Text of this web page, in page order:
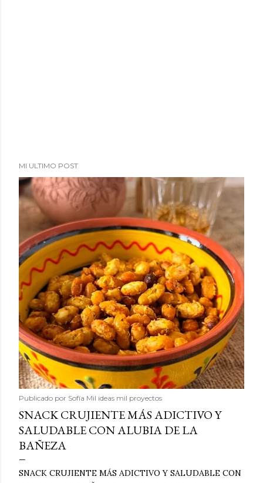
MI ULTIMO POST
Publicado por Sofía Mil ideas mil proyectos
SNACK CRUJIENTE MÁS ADICTIVO Y
SALUDABLE CON ALUBIA DE LA
BAÑEZA
SNACK CRUJIENTE MÁS ADICTIVO Y SALUDABLE CON